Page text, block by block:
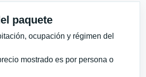
paquete
ocupación y régimen del
mostrado es por persona o